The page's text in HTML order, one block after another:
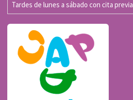
Tardes de lunes a sábado con cita previa